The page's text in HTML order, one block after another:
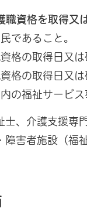
職資格を取得又
あること。
の取得日又は
の取得日又は
の福祉サービス
、介護支援専
害者施設（福